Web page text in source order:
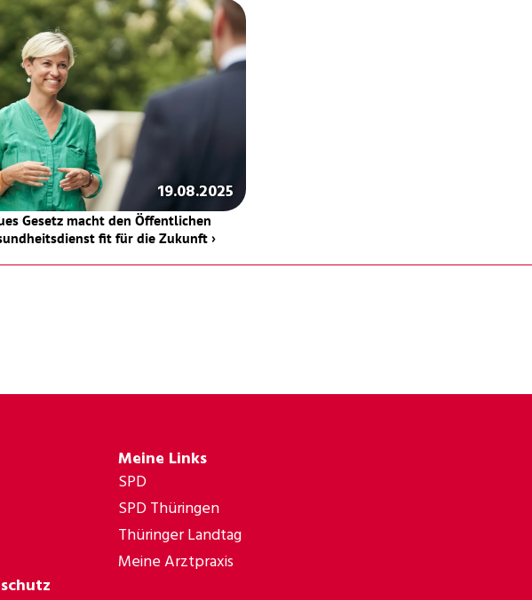
19.08.2025
Gesetz macht den Öffentlichen
fit für die Zukunft ›
Meine Links
SPD
SPD Thüringen
Thüringer Landtag
Meine Arztpraxis